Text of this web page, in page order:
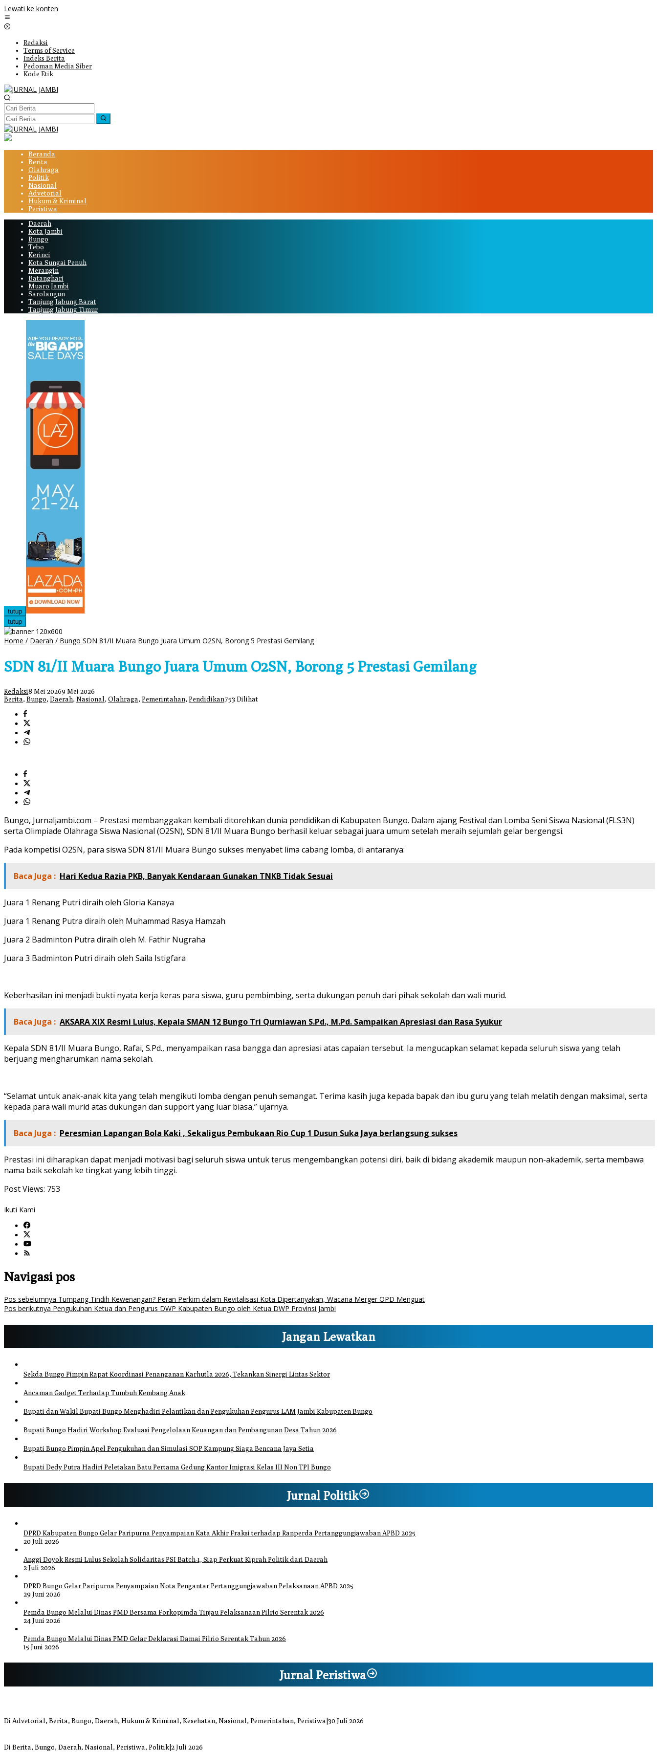
Lewati ke konten
Redaksi
Terms of Service
Indeks Berita
Pedoman Media Siber
Kode Etik
Beranda
Berita
Olahraga
Politik
Nasional
Advetorial
Hukum & Kriminal
Peristiwa
Daerah
Kota Jambi
Bungo
Tebo
Kerinci
Kota Sungai Penuh
Merangin
Batanghari
Muaro Jambi
Sarolangun
Tanjung Jabung Barat
Tanjung Jabung Timur
tutup
tutup
Home / Daerah / Bungo SDN 81/II Muara Bungo Juara Umum O2SN, Borong 5 Prestasi Gemilang
SDN 81/II Muara Bungo Juara Umum O2SN, Borong 5 Prestasi Gemilang
Redaksi8 Mei 20269 Mei 2026
Berita, Bungo, Daerah, Nasional , Olahraga, Pemerintahan, Pendidikan753 Dilihat
Bungo, Jurnaljambi.com – Prestasi membanggakan kembali ditorehkan dunia pendidikan di Kabupaten Bungo. Dalam ajang Festival dan Lomba Seni Siswa Nasional (FLS3N)
serta Olimpiade Olahraga Siswa Nasional (O2SN), SDN 81/II Muara Bungo berhasil keluar sebagai juara umum setelah meraih sejumlah gelar bergengsi.
Pada kompetisi O2SN, para siswa SDN 81/II Muara Bungo sukses menyabet lima cabang lomba, di antaranya:
Baca Juga : Hari Kedua Razia PKB, Banyak Kendaraan Gunakan TNKB Tidak Sesuai
Juara 1 Renang Putri diraih oleh Gloria Kanaya
Juara 1 Renang Putra diraih oleh Muhammad Rasya Hamzah
Juara 2 Badminton Putra diraih oleh M. Fathir Nugraha
Juara 3 Badminton Putri diraih oleh Saila Istigfara
Keberhasilan ini menjadi bukti nyata kerja keras para siswa, guru pembimbing, serta dukungan penuh dari pihak sekolah dan wali murid.
Baca Juga : AKSARA XIX Resmi Lulus, Kepala SMAN 12 Bungo Tri Qurniawan S.Pd., M.Pd. Sampaikan Apresiasi dan Rasa Syukur
Kepala SDN 81/II Muara Bungo, Rafai, S.Pd., menyampaikan rasa bangga dan apresiasi atas capaian tersebut. Ia mengucapkan selamat kepada seluruh siswa yang telah
berjuang mengharumkan nama sekolah.
“Selamat untuk anak-anak kita yang telah mengikuti lomba dengan penuh semangat. Terima kasih juga kepada bapak dan ibu guru yang telah melatih dengan maksimal, serta
kepada para wali murid atas dukungan dan support yang luar biasa,” ujarnya.
Baca Juga : Peresmian Lapangan Bola Kaki , Sekaligus Pembukaan Rio Cup 1 Dusun Suka Jaya berlangsung sukses
Prestasi ini diharapkan dapat menjadi motivasi bagi seluruh siswa untuk terus mengembangkan potensi diri, baik di bidang akademik maupun non-akademik, serta membawa
nama baik sekolah ke tingkat yang lebih tinggi.
Post Views: 753
Ikuti Kami
Navigasi pos
Pos sebelumnya Tumpang Tindih Kewenangan? Peran Perkim dalam Revitalisasi Kota Dipertanyakan, Wacana Merger OPD Menguat
Pos berikutnya Pengukuhan Ketua dan Pengurus DWP Kabupaten Bungo oleh Ketua DWP Provinsi Jambi
Jangan Lewatkan
Sekda Bungo Pimpin Rapat Koordinasi Penanganan Karhutla 2026, Tekankan Sinergi Lintas Sektor
Ancaman Gadget Terhadap Tumbuh Kembang Anak
Bupati dan Wakil Bupati Bungo Menghadiri Pelantikan dan Pengukuhan Pengurus LAM Jambi Kabupaten Bungo
Bupati Bungo Hadiri Workshop Evaluasi Pengelolaan Keuangan dan Pembangunan Desa Tahun 2026
Bupati Bungo Pimpin Apel Pengukuhan dan Simulasi SOP Kampung Siaga Bencana Jaya Setia
Bupati Dedy Putra Hadiri Peletakan Batu Pertama Gedung Kantor Imigrasi Kelas III Non TPI Bungo
Jurnal Politik
DPRD Kabupaten Bungo Gelar Paripurna Penyampaian Kata Akhir Fraksi terhadap Ranperda Pertanggungjawaban APBD 2025
20 Juli 2026
Anggi Doyok Resmi Lulus Sekolah Solidaritas PSI Batch-1, Siap Perkuat Kiprah Politik dari Daerah
2 Juli 2026
DPRD Bungo Gelar Paripurna Penyampaian Nota Pengantar Pertanggungjawaban Pelaksanaan APBD 2025
29 Juni 2026
Pemda Bungo Melalui Dinas PMD Bersama Forkopimda Tinjau Pelaksanaan Pilrio Serentak 2026
24 Juni 2026
Pemda Bungo Melalui Dinas PMD Gelar Deklarasi Damai Pilrio Serentak Tahun 2026
15 Juni 2026
Jurnal Peristiwa
Di Advetorial, Berita, Bungo, Daerah, Hukum & Kriminal, Kesehatan, Nasional, Pemerintahan, Peristiwa 30 Juli 2026
Di Berita, Bungo, Daerah, Nasional, Peristiwa, Politik|2 Juli 2026